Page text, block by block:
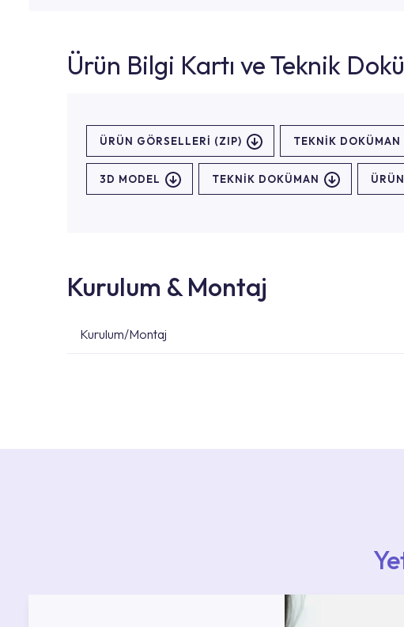
Ürün Bilgi Kartı ve Teknik
ÜRÜN GÖRSELLERI (ZIP) TEKNİK DOKÜMAN
3D MODEL TEKNİK DOKÜMAN
Kurulum & Montaj
Kurulum/Montaj